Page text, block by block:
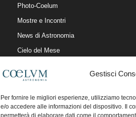
Gestisci
Per fornire le migliori esperienze, utilizziamo
e/o accedere alle informazioni del dispositivo. Il
permetterà di elaborare dati come il
Photo-Coelum
Mostre e Incontri
News di Astronomia
Cielo del Mese
Articoli e Risorse On-Line
Il Blog della Redazione